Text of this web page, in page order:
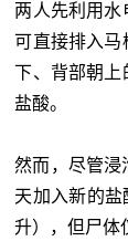
两人先利用水
可直接排入马
下、背部朝上
盐酸。
然而，尽管浸
天加入新的
升），但尸体